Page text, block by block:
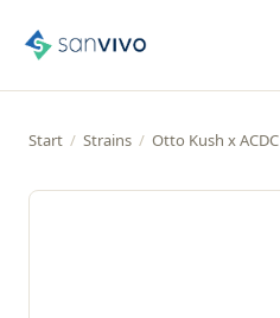
Start / Strains / Otto Kush x ACDC